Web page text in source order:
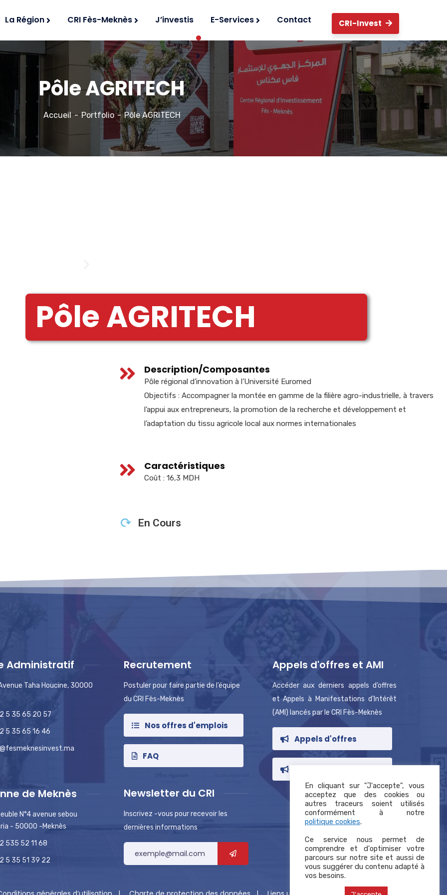
La Région CRI Fès-Meknès J’investis E-Services Contact CRI-Invest
Pôle AGRITECH
Accueil Portfolio Pôle AGRITECH
Pôle AGRITECH
Description/Composantes
Pôle régional d’innovation à l’Université Euromed
Objectifs : Accompagner la montée en gamme de la filière agro-industrielle, à travers
l’appui aux entrepreneurs, la promotion de la recherche et développement et
l’adaptation du tissu agricole local aux normes internationales
Caractéristiques
Coût : 16,3 MDH
En Cours
Administratif
Taha Houcine, 30000
5 35 65 20 57
5 35 65 16 46
de Meknès
N°4 avenue sebou
- 50000 -Meknès
535 52 11 68
5 35 51 39 22
Recrutement
Postuler pour faire partie de l’équipe
du CRI Fès-Meknès
Nos offres d'emplois
FAQ
Newsletter du CRI
Inscrivez -vous pour recevoir les
dernières informations
Appels d'offres et AMI
Accéder aux derniers appels d’offres
et Appels à Manifestations d’Intérêt
(AMI) lancés par le CRI Fès-Meknès
Appels d'offres
En cliquant sur "J'accepte", vous
acceptez que des cookies ou
autres traceurs soient utilisés
conformément à notre
politique cookies.
Ce service nous permet de
comprendre et d'optimiser votre
parcours sur notre site et aussi de
vous suggérer du contenu adapté à
vos besoins.